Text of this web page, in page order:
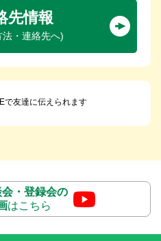
先情報
・連絡先へ)
で友達に伝えられます
・登録会の
はこちら